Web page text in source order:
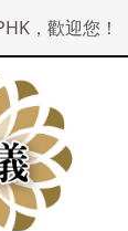
，歡迎您！